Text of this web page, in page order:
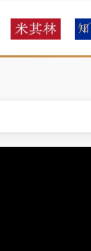
烈降雨 東部高
曝！律師掮